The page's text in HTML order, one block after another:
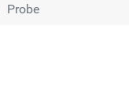
Probe